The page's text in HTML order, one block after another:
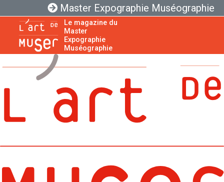
Master Expographie Muséographie
Le magazine du
Master
Expographie
Muséographie